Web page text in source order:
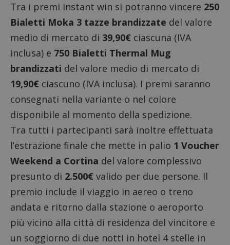
Tra i premi instant win si potranno vincere 250
Bialetti Moka 3 tazze brandizzate del valore
medio di mercato di 39,90€ ciascuna (IVA
inclusa) e 750 Bialetti Thermal Mug
brandizzati del valore medio di mercato di
19,90€ ciascuno (IVA inclusa). I premi saranno
consegnati nella variante o nel colore
disponibile al momento della spedizione.
Tra tutti i partecipanti sarà inoltre effettuata
l’estrazione finale che mette in palio 1 Voucher
Weekend a Cortina del valore complessivo
presunto di 2.500€ valido per due persone. Il
premio include il viaggio in aereo o treno
andata e ritorno dalla stazione o aeroporto
più vicino alla città di residenza del vincitore e
un soggiorno di due notti in hotel 4 stelle in